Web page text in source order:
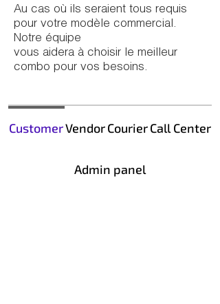
Au cas où ils seraient tous requis
pour votre modèle commercial.
Notre équipe
vous aidera à choisir le meilleur
combo pour vos besoins.
CustomerVendorCourierCall Center
Admin panel